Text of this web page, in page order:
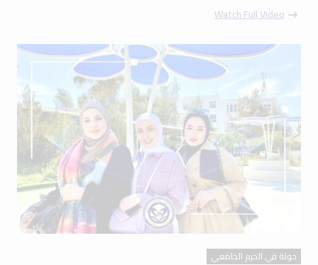
Watch Full Video
جولة في الحرم الجامعي